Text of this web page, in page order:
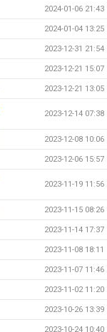
2024-01-06 21:43
2024-01-04 13:25
2023-12-31 21:54
2023-12-21 15:07
2023-12-21 13:05
2023-12-14 07:38
2023-12-08 10:06
2023-12-06 15:57
2023-11-19 11:56
2023-11-15 08:26
2023-11-14 17:37
2023-11-08 18:11
2023-11-07 11:46
2023-11-02 11:20
2023-10-26 13:39
2023-10-24 10:40